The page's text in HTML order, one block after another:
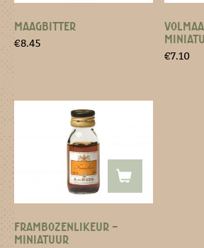
MAAGBITTER
€8.45
€7.10
FRAMBOZENLIKEUR –
MINIATUUR